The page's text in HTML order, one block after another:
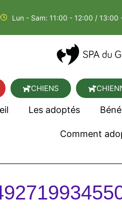
Lun - Sam: 11:00 - 12:00 / 13:00
CHIENS
Les adoptés
Comment